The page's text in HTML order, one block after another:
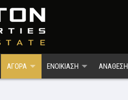
ΑΓΟΡΑ ΕΝΟΙΚΙΑΣΗ ΑΝΑΘΕΣΗ